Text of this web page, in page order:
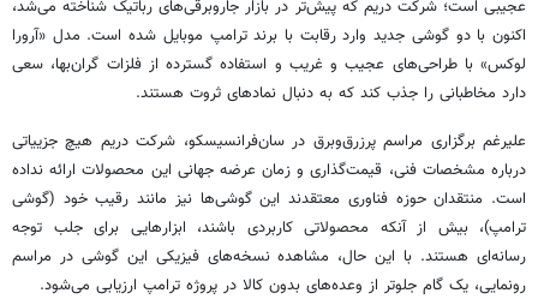
عجیبی است؛ شرکت دریم که پیش‌تر در بازار جاروبرقی‌های رباتیک شناخته می‌شد،
اکنون با دو گوشی جدید وارد رقابت با برند ترامپ موبایل شده است. مدل «آرورا
لوکس» با طراحی‌های عجیب و غریب و استفاده گسترده از فلزات گران‌بها، سعی
دارد مخاطبانی را جذب کند که به دنبال نمادهای ثروت هستند.
علیرغم برگزاری مراسم پرزرق‌وبرق در سان‌فرانسیسکو، شرکت دریم هیچ جزییاتی
درباره مشخصات فنی، قیمت‌گذاری و زمان عرضه جهانی این محصولات ارائه نداده
است. منتقدان حوزه فناوری معتقدند این گوشی‌ها نیز مانند رقیب خود (گوشی
ترامپ)، بیش از آنکه محصولاتی کاربردی باشند، ابزارهایی برای جلب توجه
رسانه‌ای هستند. با این حال، مشاهده نسخه‌های فیزیکی این گوشی در مراسم
رونمایی، یک گام جلوتر از وعده‌های بدون کالا در پروژه ترامپ ارزیابی می‌شود.